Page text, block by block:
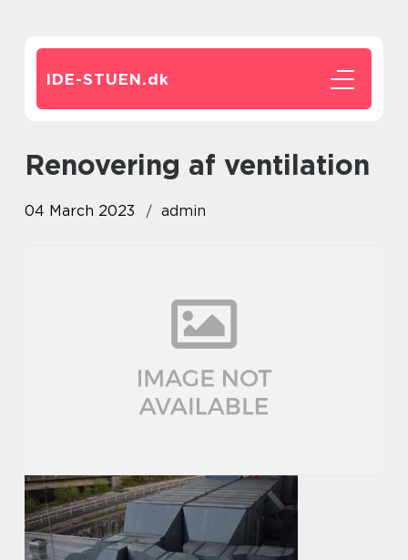
IDE-STUEN.dk
renovering af ventilation
04 March 2023 admin